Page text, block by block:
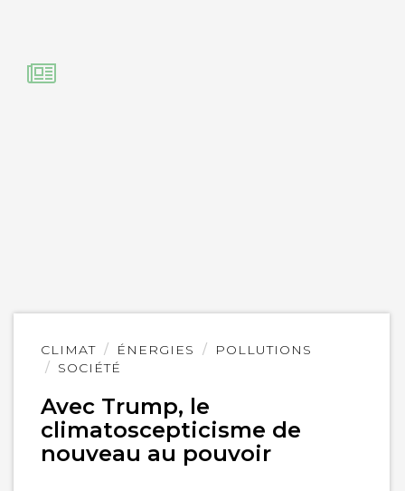
CLIMAT ÉNERGIES
POLLUTIONS
SOCIÉTÉ
Avec Trump, le
climatoscepticisme de
nouveau au pouvoir
Lire
l'article